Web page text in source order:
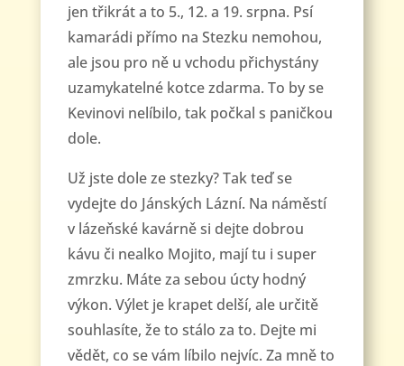
jen třikrát a to 5., 12. a 19. srpna. Psí
kamarádi přímo na Stezku nemohou,
ale jsou pro ně u vchodu přichystány
uzamykatelné kotce zdarma. To by se
Kevinovi nelíbilo, tak počkal s paničkou
dole.
Už jste dole ze stezky? Tak teď se
vydejte do Jánských Lázní. Na náměstí
v lázeňské kavárně si dejte dobrou
kávu či nealko Mojito, mají tu i super
zmrzku. Máte za sebou úcty hodný
výkon. Výlet je krapet delší, ale určitě
souhlasíte, že to stálo za to. Dejte mi
vědět, co se vám líbilo nejvíc. Za mně to